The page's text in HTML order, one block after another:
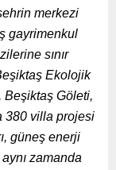
merkezi
gayrimenkul
sınır
Ekolojik
Beşiktaş Göleti,
380 villa projesi
güneş enerji
zamanda